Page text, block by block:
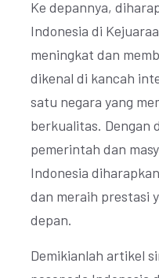
Ke depannya,
Indonesia di
meningkat dan
dikenal di kancah
satu negara yang
berkualitas. Dengan
pemerintah dan
Indonesia
dan meraih prestasi
depan.
Demikianlah artikel